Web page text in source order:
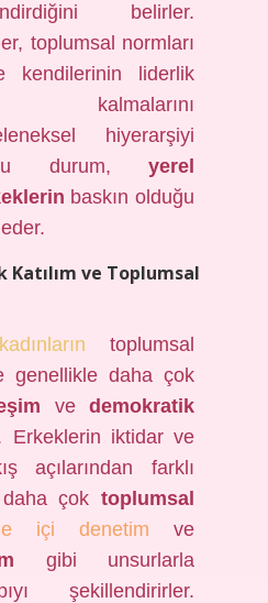
belirler.
toplumsal normları
kendilerinin liderlik
kalmalarını
hiyerarşiyi
durum, yerel
baskın olduğu
Katılım ve Toplumsal
kadınların toplumsal
genellikle daha çok
ve demokratik
Erkeklerin iktidar ve
açılarından farklı
çok toplumsal
içi denetim ve
gibi unsurlarla
şekillendirirler.